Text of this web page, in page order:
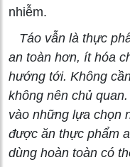
nhiễm.
Táo vẫn là thực
an toàn hơn, ít hóa
hướng tới. Không
không nên chủ
vào những lựa chọn
được ăn thực phẩm
dùng hoàn toàn có